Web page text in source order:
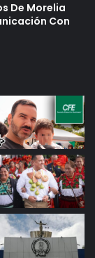
De Morelia
Con